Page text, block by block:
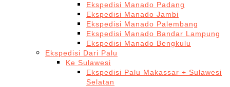
Ekspedisi Manado Padang
Ekspedisi Manado Jambi
Ekspedisi Manado Palembang
Ekspedisi Manado Bandar Lampung
Ekspedisi Manado Bengkulu
Ekspedisi Dari Palu
Ke Sulawesi
Ekspedisi Palu Makassar + Sulawesi
Selatan